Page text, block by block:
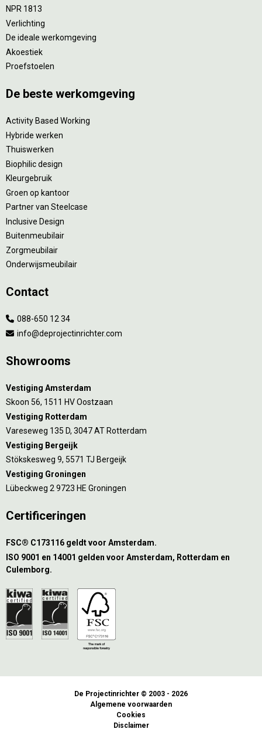
NPR 1813
Verlichting
De ideale werkomgeving
Akoestiek
Proefstoelen
De beste werkomgeving
Activity Based Working
Hybride werken
Thuiswerken
Biophilic design
Kleurgebruik
Groen op kantoor
Partner van Steelcase
Inclusive Design
Buitenmeubilair
Zorgmeubilair
Onderwijsmeubilair
Contact
088-650 12 34
info@deprojectinrichter.com
Showrooms
Vestiging Amsterdam
Skoon 56, 1511 HV Oostzaan
Vestiging Rotterdam
Vareseweg 135 D, 3047 AT Rotterdam
Vestiging Bergeijk
Stökskesweg 9, 5571 TJ Bergeijk
Vestiging Groningen
Lübeckweg 2 9723 HE Groningen
Certificeringen
FSC® C173116 geldt voor Amsterdam.
ISO 9001 en 14001 gelden voor Amsterdam, Rotterdam en
Culemborg.
De Projectinrichter © 2003 - 2026
Algemene voorwaarden
Cookies
Disclaimer